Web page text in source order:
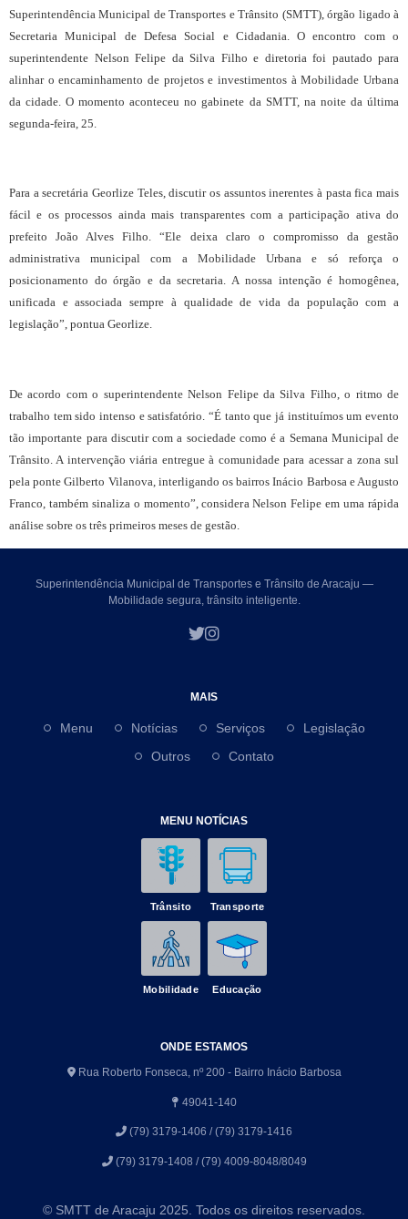
Superintendência Municipal de Transportes e Trânsito (SMTT), órgão ligado à
Secretaria Municipal de Defesa Social e Cidadania. O encontro com o
superintendente Nelson Felipe da Silva Filho e diretoria foi pautado para
alinhar o encaminhamento de projetos e investimentos à Mobilidade Urbana
da cidade. O momento aconteceu no gabinete da SMTT, na noite da última
segunda-feira, 25.
Para a secretária Georlize Teles, discutir os assuntos inerentes à pasta fica mais
fácil e os processos ainda mais transparentes com a participação ativa do
prefeito João Alves Filho. “Ele deixa claro o compromisso da gestão
administrativa municipal com a Mobilidade Urbana e só reforça o
posicionamento do órgão e da secretaria. A nossa intenção é homogênea,
unificada e associada sempre à qualidade de vida da população com a
legislação”, pontua Georlize.
De acordo com o superintendente Nelson Felipe da Silva Filho, o ritmo de
trabalho tem sido intenso e satisfatório. “É tanto que já instituímos um evento
tão importante para discutir com a sociedade como é a Semana Municipal de
Trânsito. A intervenção viária entregue à comunidade para acessar a zona sul
pela ponte Gilberto Vilanova, interligando os bairros Inácio Barbosa e Augusto
Franco, também sinaliza o momento”, considera Nelson Felipe em uma rápida
análise sobre os três primeiros meses de gestão.
Superintendência Municipal de Transportes e Trânsito de Aracaju —
Mobilidade segura, trânsito inteligente.
MAIS
Menu Notícias Serviços
Legislação
Outros
Contato
MENU NOTÍCIAS
Trânsito Transporte
Mobilidade Educação
ONDE ESTAMOS
Rua Roberto Fonseca, nº 200 - Bairro Inácio Barbosa
49041-140
(79) 3179-1406 / (79) 3179-1416
(79) 3179-1408 / (79) 4009-8048/8049
© SMTT de Aracaju 2025. Todos os direitos reservados.